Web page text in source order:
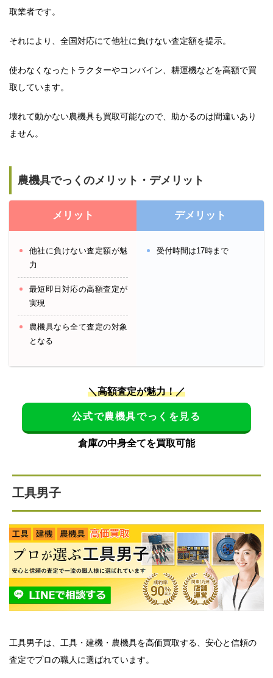
取業者です。
それにより、全国対応にて他社に負けない査定額を提示。
使わなくなったトラクターやコンバイン、耕運機などを高額で買
取しています。
壊れて動かない農機具も買取可能なので、助かるのは間違いあり
ません。
農機具でっくのメリット・デメリット
メリット
他社に負けない査定額が魅
力
最短即日対応の高額査定が
実現
農機具なら全て査定の対象
となる
デメリット
受付時間は17時まで
＼高額査定が魅力！／
公式で農機具でっくを見る
倉庫の中身全てを買取可能
工具男子
工具男子は、工具・建機・農機具を高価買取する、安心と信頼の
査定でプロの職人に選ばれています。